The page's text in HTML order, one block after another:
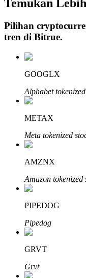
Pelajari tentang
Bitrue
AI
Temukan
Pilihan
tren di Bitrue.
GOOGLX
Alphabet
METAX
Meta tokenized
AMZNX
Amazon tokenized
PIPEDOG
Pipedog
GRVT
Grvt